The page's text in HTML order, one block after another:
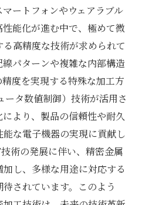
ートフォンやウェアラブル
能化が進む中で、極めて微
高精度な技術が求められて
パターンや複雑な内部構造
度を実現する特殊な加工方
タ数値制御）技術が活用さ
より、製品の信頼性や耐久
な電子機器の実現に貢献し
術の発展に伴い、精密金属
し、多様な用途に対応する
されています。このよう